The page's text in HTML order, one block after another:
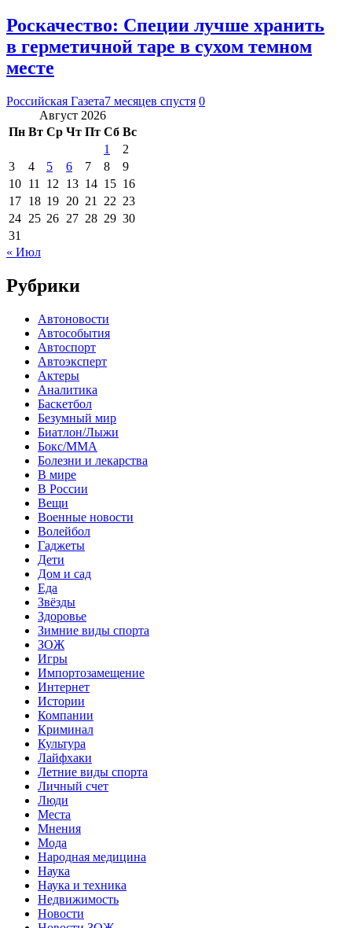
Роскачество: Специи лучше хранить
в герметичной таре в сухом темном
месте
Российская Газета7 месяцев спустя 0
Август 2026
Пн Вт Ср Чт Пт Сб Вс
1
2
3
4 5 6 7 8
9
10 11 12 13 14 15 16
17 18 19 20 21 22 23
24 25 26 27 28 29 30
31
« Июл
Рубрики
Автоновости
Автособытия
Автоспорт
Автоэксперт
Актеры
Аналитика
Баскетбол
Безумный мир
Биатлон/Лыжи
Бокс/MMA
Болезни и лекарства
В мире
В России
Вещи
Военные новости
Волейбол
Гаджеты
Дети
Дом и сад
Еда
Звёзды
Здоровье
Зимние виды спорта
ЗОЖ
Игры
Импортозамещение
Интернет
Истории
Компании
Криминал
Культура
Лайфхаки
Летние виды спорта
Личный счет
Люди
Места
Мнения
Мода
Народная медицина
Наука
Наука и техника
Недвижимость
Новости